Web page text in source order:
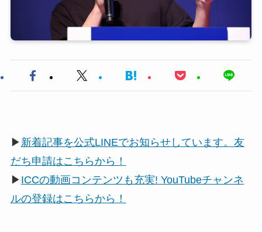
▶ 新着記事を公式LINEでお知らせしています。友
だち申請はこちらから！
▶ ICCの動画コンテンツも充実! YouTubeチャンネ
ルの登録はこちらから！